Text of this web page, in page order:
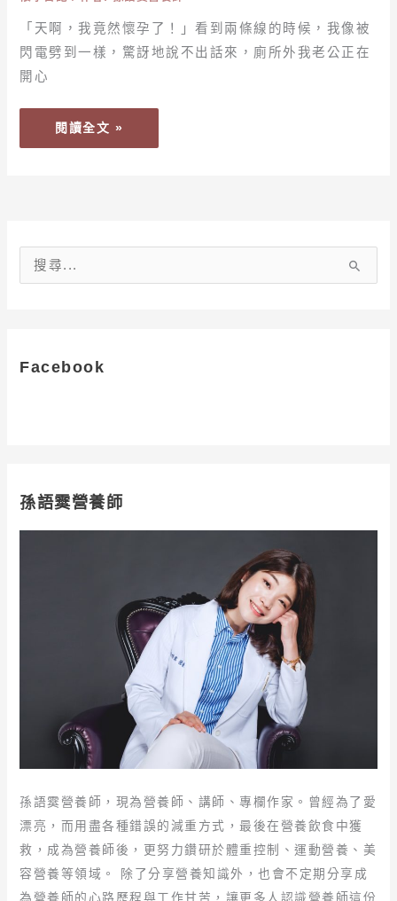
「天啊，我竟然懷孕了！」看到兩條線的時候，我像被
閃電劈到一樣，驚訝地說不出話來，廁所外我老公正在
開心
的
大
閱讀全文 »
字
Facebook
孫語霙營養師
孫語霙營養師，現為營養師、講師、專欄作家。曾經為了愛
漂亮，而用盡各種錯誤的減重方式，最後在營養飲食中獲
救，成為營養師後，更努力鑽研於體重控制、運動營養、美
容營養等領域。 除了分享營養知識外，也會不定期分享成
為營養師的心路歷程與工作甘苦，讓更多人認識營養師這份